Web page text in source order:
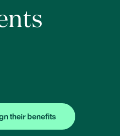
their benefits